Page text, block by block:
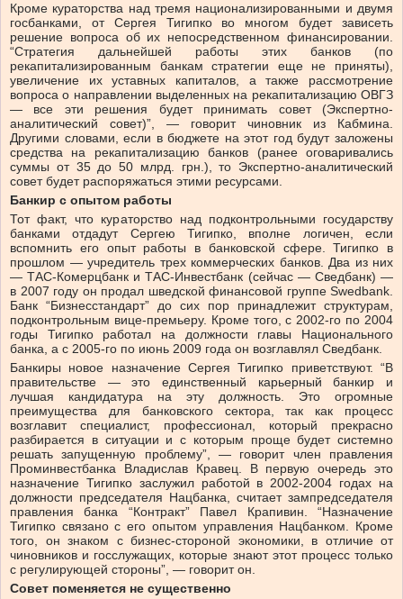
Кроме кураторства над тремя национализированными и двумя
госбанками, от Сергея Тигипко во многом будет зависеть
решение вопроса об их непосредственном финансировании.
“Стратегия дальнейшей работы этих банков (по
рекапитализированным банкам стратегии еще не приняты),
увеличение их уставных капиталов, а также рассмотрение
вопроса о направлении выделенных на рекапитализацию ОВГЗ
— все эти решения будет принимать совет (Экспертно-
аналитический совет)”, — говорит чиновник из Кабмина.
Другими словами, если в бюджете на этот год будут заложены
средства на рекапитализацию банков (ранее оговаривались
суммы от 35 до 50 млрд. грн.), то Экспертно-аналитический
совет будет распоряжаться этими ресурсами.
Банкир с опытом работы
Тот факт, что кураторство над подконтрольными государству
банками отдадут Сергею Тигипко, вполне логичен, если
вспомнить его опыт работы в банковской сфере. Тигипко в
прошлом — учредитель трех коммерческих банков. Два из них
— ТАС-Комерцбанк и ТАС-Инвестбанк (сейчас — Сведбанк) —
в 2007 году он продал шведской финансовой группе Swedbank.
Банк “Бизнесстандарт” до сих пор принадлежит структурам,
подконтрольным вице-премьеру. Кроме того, с 2002-го по 2004
годы Тигипко работал на должности главы Национального
банка, а с 2005-го по июнь 2009 года он возглавлял Сведбанк.
Банкиры новое назначение Сергея Тигипко приветствуют. “В
правительстве — это единственный карьерный банкир и
лучшая кандидатура на эту должность. Это огромные
преимущества для банковского сектора, так как процесс
возглавит специалист, профессионал, который прекрасно
разбирается в ситуации и с которым проще будет системно
решать запущенную проблему”, — говорит член правления
Проминвестбанка Владислав Кравец. В первую очередь это
назначение Тигипко заслужил работой в 2002-2004 годах на
должности председателя Нацбанка, считает зампредседателя
правления банка “Контракт” Павел Крапивин. “Назначение
Тигипко связано с его опытом управления Нацбанком. Кроме
того, он знаком с бизнес-стороной экономики, в отличие от
чиновников и госслужащих, которые знают этот процесс только
с регулирующей стороны”, — говорит он.
Совет поменяется не существенно